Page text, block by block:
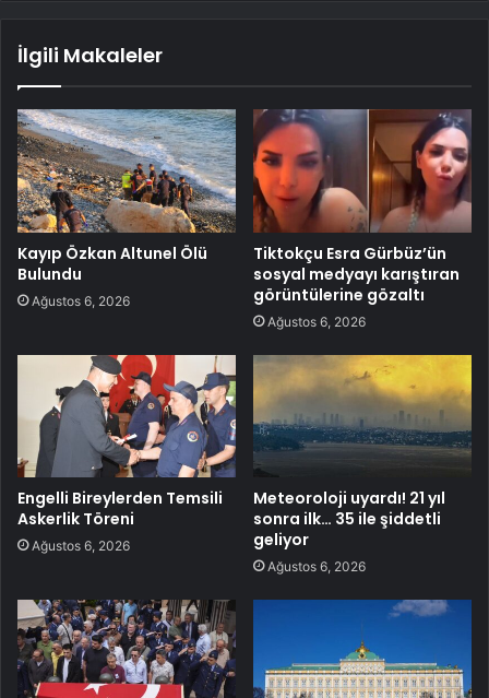
İlgili Makaleler
Kayıp Özkan Altunel Ölü
Bulundu
Ağustos 6, 2026
Tiktokçu Esra Gürbüz’ün
sosyal medyayı karıştıran
görüntülerine gözaltı
Ağustos 6, 2026
Engelli Bireylerden Temsili
Askerlik Töreni
Ağustos 6, 2026
Meteoroloji uyardı! 21 yıl
sonra ilk… 35 ile şiddetli
geliyor
Ağustos 6, 2026